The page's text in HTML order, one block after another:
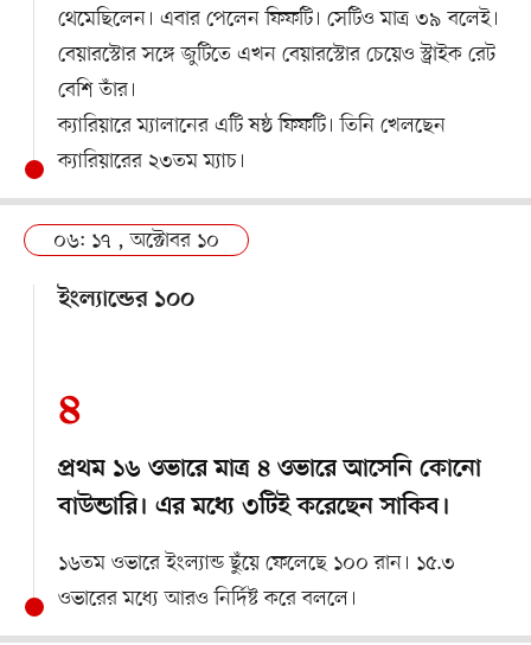
থেমেছিলেন। এবার পেলেন ফিফটি। সেটিও মাত্র ৩৯ বলেই।
বেয়ারস্টোর সঙ্গে জুটিতে এখন বেয়ারস্টোর চেয়েও স্ট্রাইক রেট
বেশি তাঁর।
ক্যারিয়ারে ম্যালানের এটি ষষ্ঠ ফিফটি। তিনি খেলছেন
ক্যারিয়ারের ২৩তম ম্যাচ।
০৬: ১৭ , অক্টোবর ১০
ইংল্যান্ডের ১০০
৪
প্রথম ১৬ ওভারে মাত্র ৪ ওভারে আসেনি কোনো
বাউন্ডারি। এর মধ্যে ৩টিই করেছেন সাকিব।
১৬তম ওভারে ইংল্যান্ড ছুঁয়ে ফেলেছে ১০০ রান। ১৫.৩
ওভারের মধ্যে আরও নির্দিষ্ট করে বললে।